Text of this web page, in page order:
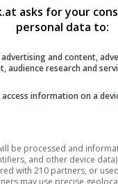
asks for your
personal data to:
advertising and content,
audience research and
information on a
be processed and
and other device
with 210 partners, or
may use precise